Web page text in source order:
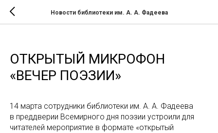
Новости библиотеки им. А. А. Фадеева
ОТКРЫТЫЙ МИКРОФОН
«ВЕЧЕР ПОЭЗИИ»
14 марта сотрудники библиотеки им. А. А. Фадеева
в преддверии Всемирного дня поэзии устроили для
читателей мероприятие в формате «открытый